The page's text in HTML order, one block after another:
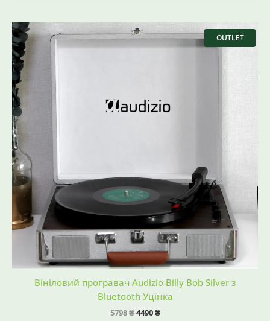
Вініловий програвач Audizio Billy Bob Silver з
Bluetooth Уцінка
5798₴
Оригінальна
ціна:
5798 ₴.
4490₴
Поточна
ціна:
4490 ₴.
OUTLET